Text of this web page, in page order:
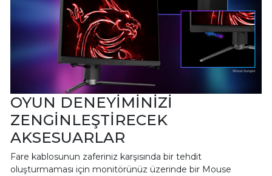
OYUN DENEYİMİNİZİ
ZENGİNLEŞTİRECEK
AKSESUARLAR
Fare kablosunun zaferiniz karşısında bir tehdit
oluşturmaması için monitörünüz üzerinde bir Mouse